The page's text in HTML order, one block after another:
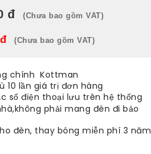
đ (Chưa bao gồm VAT)
(Chưa bao gồm VAT)
chính Kottman
10 lần giá trị đơn hàng
số điện thoại lưu trên hệ thống
phải mang đèn đi bảo
đèn, thay bóng miễn phí 3 năm